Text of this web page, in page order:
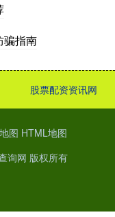
骗指南
股票配资资讯网
图 HTML地图
询网 版权所有